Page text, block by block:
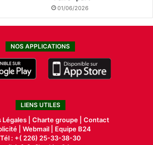
01/06/2026
NOS APPLICATIONS
LIENS UTILES
| Charte groupe | Contact
| Webmail |
Equipe B24
Tél : +( 226) 25-33-38-30